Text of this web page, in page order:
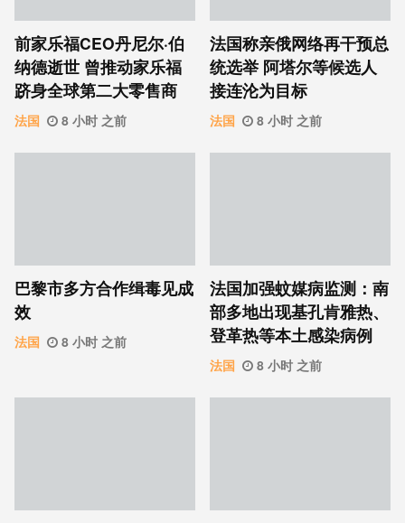
前家乐福CEO丹尼尔·伯
纳德逝世 曾推动家乐福
跻身全球第二大零售商
法国 8 小时 之前
法国称亲俄网络再干预总
统选举 阿塔尔等候选人
接连沦为目标
法国 8 小时 之前
巴黎市多方合作缉毒见成
效
法国 8 小时 之前
法国加强蚊媒病监测：南
部多地出现基孔肯雅热、
登革热等本土感染病例
法国 8 小时 之前